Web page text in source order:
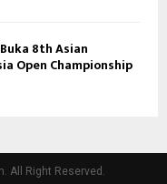
8th Asian
Open Championship
All Right Reserved.